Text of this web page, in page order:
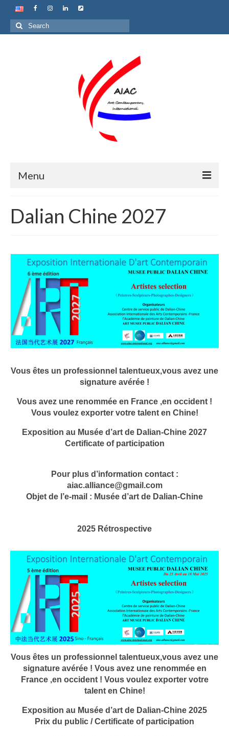
Search
for:
Menu
Qui sommes nous
Presentation (PDF)
Evénements
Musée
Biennale
Labels
Femme du monde
Rencontres contemporaines de Lyon
Rencontres contemporaines de Beaune
Solo Exposition
Conférences à l’université
Exposition de jeunes talents
Artistes
Contact
Dalian Chine 2027
Vous êtes un professionnel talentueux,vous avez une
signature avérée !
Vous avez une renommée en France ,en occident !
Vous voulez exporter votre talent en Chine!
Exposition au Musée d’art de Dalian-Chine 2027
Certificate of participation
Pour plus d’information contact :
aiac.alliance@gmail.com
Objet de l’e-mail : Musée d’art de Dalian-Chine
2025 Rétrospective
Vous êtes un professionnel talentueux,vous avez une
signature avérée ! Vous avez une renommée en
France ,en occident ! Vous voulez exporter votre
talent en Chine!
Exposition au Musée d’art de Dalian-Chine 2025
Prix du public / Certificate of participation